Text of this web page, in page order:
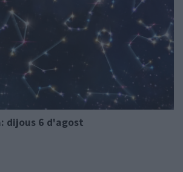
dijous 6 d'agost